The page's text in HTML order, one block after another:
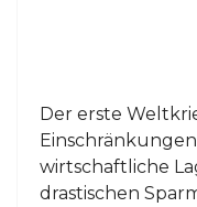
Der erste
wirtschaftliche
drastischen